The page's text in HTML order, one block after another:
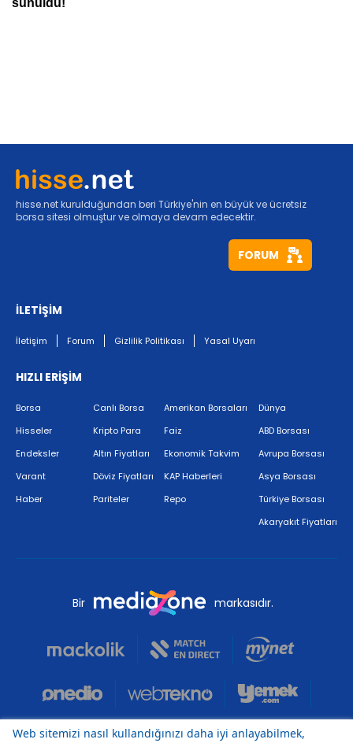
hisse.net kurulduğundan beri Türkiye'nin en büyük ve ücretsiz
borsa sitesi olmuştur ve olmaya devam edecektir.
FORUM
İLETİŞİM
İletişim Forum Gizlilik Politikası Yasal Uyarı
HIZLI ERİŞİM
Borsa
Hisseler
Endeksler
Varant
Haber
Canlı Borsa
Kripto Para
Altın Fiyatları
Döviz Fiyatları
Pariteler
Amerikan Borsaları
Faiz
Ekonomik Takvim
KAP Haberleri
Repo
Dünya
ABD Borsası
Avrupa Borsası
Asya Borsası
Türkiye Borsası
Akaryakıt Fiyatları
Bir markasıdır.